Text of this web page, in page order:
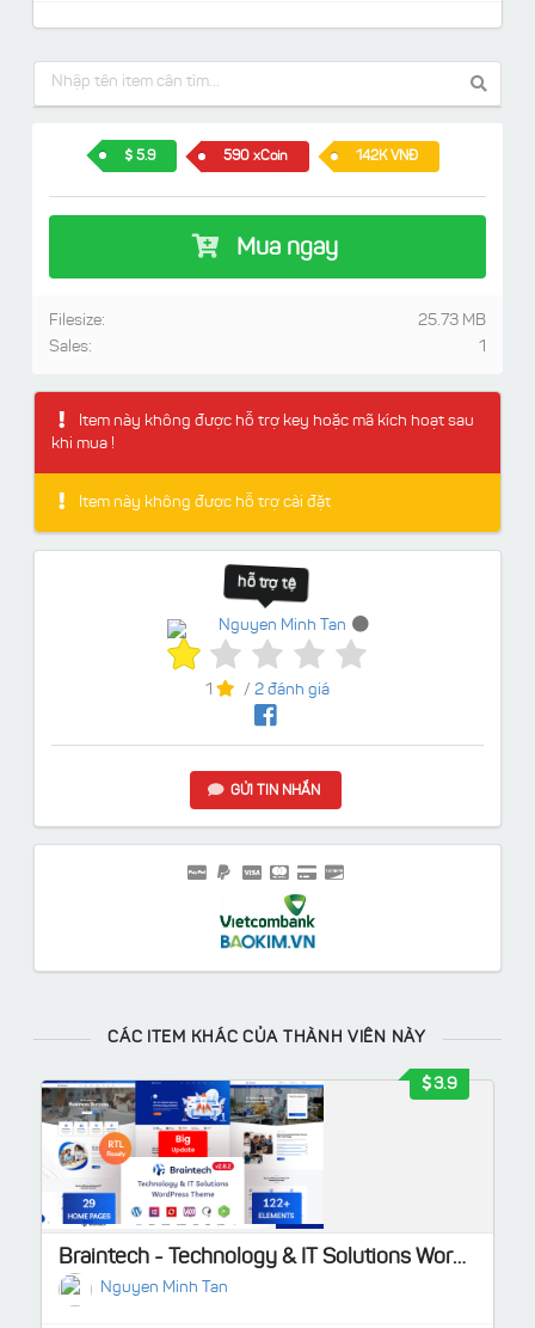
5.9 590 xCoin 142K VNĐ
Mua ngay
25.73 MB
Filesize:
1
Sales:
Item này không được hỗ trợ key hoặc mã kích hoạt sau
khi mua !
Item này không được hỗ trợ cài đặt
hỗ trợ tệ
Nguyen Minh Tan
1 / 2 đánh giá
GỬI TIN NHẮN
CÁC ITEM KHÁC CỦA THÀNH VIÊN NÀY
Braintech - Technology & IT Solutions WordPress Theme
Nguyen Minh Tan
3.9